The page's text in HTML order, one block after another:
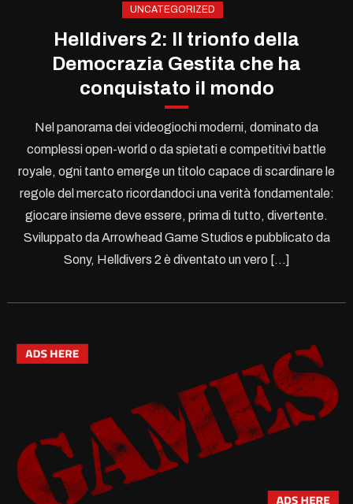
UNCATEGORIZED
Helldivers 2: Il trionfo della
Democrazia Gestita che ha
conquistato il mondo
Nel panorama dei videogiochi moderni, dominato da
complessi open-world o da spietati e competitivi battle
royale, ogni tanto emerge un titolo capace di scardinare le
regole del mercato ricordandoci una verità fondamentale:
giocare insieme deve essere, prima di tutto, divertente.
Sviluppato da Arrowhead Game Studios e pubblicato da
Sony, Helldivers 2 è diventato un vero […]